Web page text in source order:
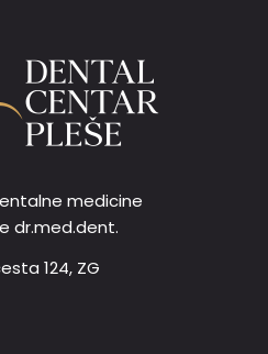
medicine
dr.med.dent.
124, ZG